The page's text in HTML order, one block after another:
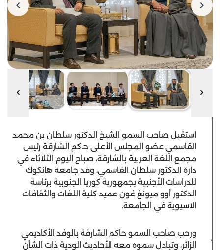
استقبل صاحب السمو الشيخ الدكتور سلطان بن محمد
القاسمي عضو المجلس الأعلى حاكم الشارقة رئيس
مجمع اللغة العربية بالشارقة، صباح اليوم الثلاثاء في
دارة الدكتور سلطان القاسمي، وفد جامعة هانكوك
للدراسات الأجنبية بجمهورية كوريا الجنوبية برئاسة
الدكتور أوو ميونغ غون عميد كلية اللغات والثقافات
الاسيوية في الجامعة.
ورحب صاحب السمو حاكم الشارقة بالوفد الأكاديمي
الزائر، وتبادل سموه معه الأحاديث الودية ذات الشأن